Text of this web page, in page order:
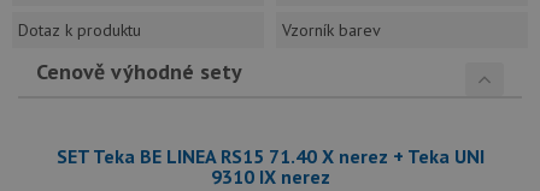
Dotaz k produktu
Vzorník barev
Cenově výhodné sety
SET Teka BE LINEA RS15 71.40 X nerez + Teka UNI
9310 IX nerez